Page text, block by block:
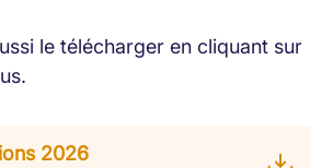
le télécharger en cliquant sur
2026